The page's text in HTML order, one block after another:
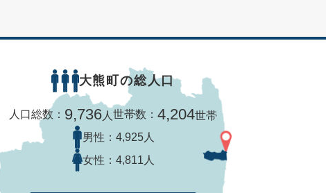
大熊町の総人口
人口総数： 9,736人世帯数： 4,204世帯
男性： 4,925人
女性： 4,811人